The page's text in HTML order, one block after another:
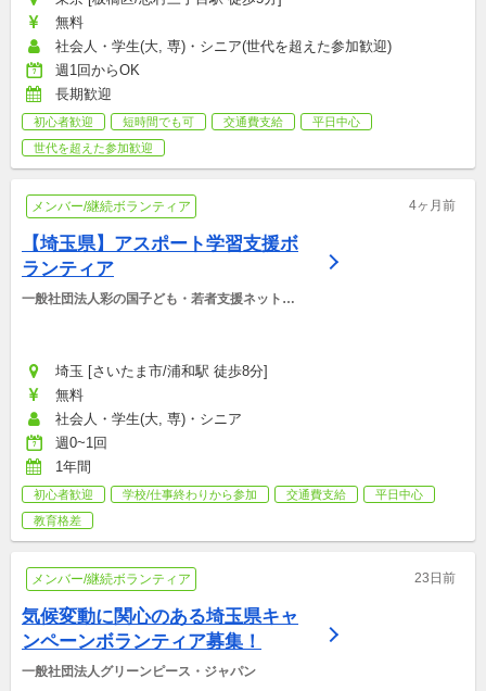
無料
社会人・学生(大, 専)・シニア(世代を超えた参加歓迎)
週1回からOK
長期歓迎
初心者歓迎 短時間でも可 交通費支給
平日中心
世代を超えた参加歓迎
メンバー/継続ボランティア 4ヶ月前
【埼玉県】アスポート学習支援ボ
ランティア
一般社団法人彩の国子ども・若者支援ネットワ
埼玉 [さいたま市/浦和駅 徒歩8分]
無料
社会人・学生(大, 専)・シニア
週0~1回
1年間
初心者歓迎 学校/仕事終わりから参加 交通費支給
平日中心
教育格差
メンバー/継続ボランティア 23日前
気候変動に関心のある埼玉県キャ
ンペーンボランティア募集！
一般社団法人グリーンピース・ジャパン